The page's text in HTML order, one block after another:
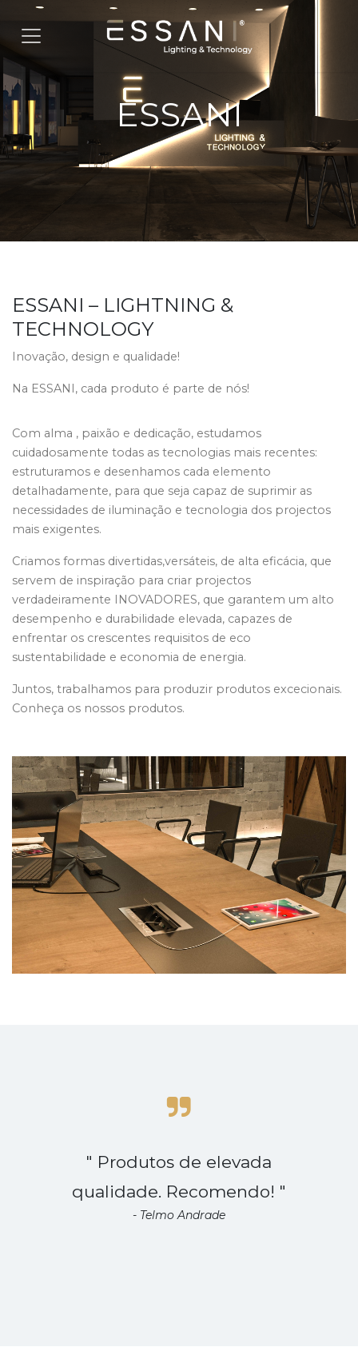
Pular para o conteúdo
ESSANI
ESSANI – LIGHTNING &
TECHNOLOGY
Inovação, design e qualidade!
Na ESSANI, cada produto é parte de nós!
Com alma , paixão e dedicação, estudamos
cuidadosamente todas as tecnologias mais recentes:
estruturamos e desenhamos cada elemento
detalhadamente, para que seja capaz de suprimir as
necessidades de iluminação e tecnologia dos projectos
mais exigentes.
Criamos formas divertidas,versáteis, de alta eficácia, que
servem de inspiração para criar projectos
verdadeiramente INOVADORES, que garantem um alto
desempenho e durabilidade elevada, capazes de
enfrentar os crescentes requisitos de eco
sustentabilidade e economia de energia.
Juntos, trabalhamos para produzir produtos excecionais.
Conheça os nossos produtos.
" Produtos de elevada
qualidade. Recomendo! "
- Telmo Andrade